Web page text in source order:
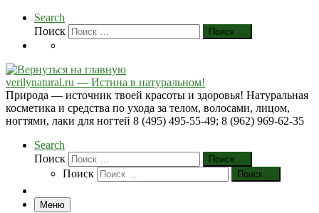
Search
Поиск
Поиск …
verilynatural.ru — Истина в натуральном!
Природа — источник твоей красоты и здоровья! Натуральная
косметика и средства по ухода за телом, волосами, лицом,
ногтями, лаки для ногтей 8 (495) 495-55-49; 8 (962) 969-62-35
Search
Поиск
Поиск …
Поиск Поиск …
Меню